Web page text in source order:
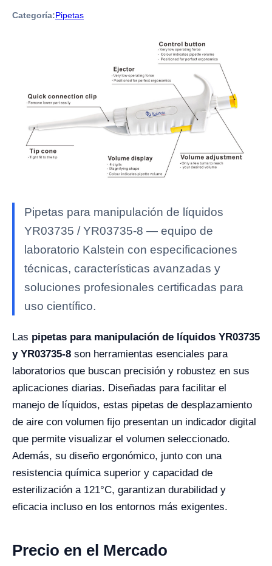
Categoría:Pipetas
Pipetas para manipulación de líquidos
YR03735 / YR03735-8 — equipo de
laboratorio Kalstein con especificaciones
técnicas, características avanzadas y
soluciones profesionales certificadas para
uso científico.
Las pipetas para manipulación de líquidos YR03735
y YR03735-8 son herramientas esenciales para
laboratorios que buscan precisión y robustez en sus
aplicaciones diarias. Diseñadas para facilitar el
manejo de líquidos, estas pipetas de desplazamiento
de aire con volumen fijo presentan un indicador digital
que permite visualizar el volumen seleccionado.
Además, su diseño ergonómico, junto con una
resistencia química superior y capacidad de
esterilización a 121°C, garantizan durabilidad y
eficacia incluso en los entornos más exigentes.
Precio en el Mercado